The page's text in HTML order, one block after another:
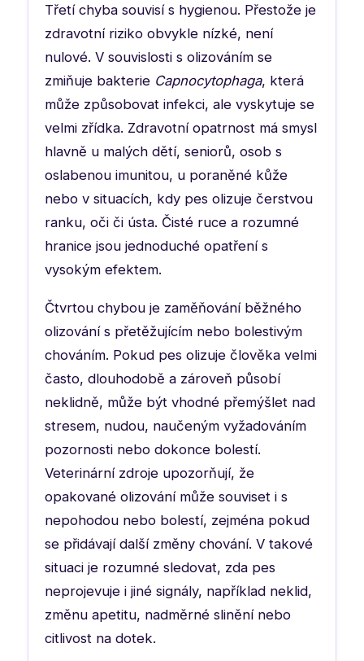
Třetí chyba souvisí s hygienou. Přestože je
zdravotní riziko obvykle nízké, není
nulové. V souvislosti s olizováním se
zmiňuje bakterie Capnocytophaga, která
může způsobovat infekci, ale vyskytuje se
velmi zřídka. Zdravotní opatrnost má smysl
hlavně u malých dětí, seniorů, osob s
oslabenou imunitou, u poraněné kůže
nebo v situacích, kdy pes olizuje čerstvou
ranku, oči či ústa. Čisté ruce a rozumné
hranice jsou jednoduché opatření s
vysokým efektem.
Čtvrtou chybou je zaměňování běžného
olizování s přetěžujícím nebo bolestivým
chováním. Pokud pes olizuje člověka velmi
často, dlouhodobě a zároveň působí
neklidně, může být vhodné přemýšlet nad
stresem, nudou, naučeným vyžadováním
pozornosti nebo dokonce bolestí.
Veterinární zdroje upozorňují, že
opakované olizování může souviset i s
nepohodou nebo bolestí, zejména pokud
se přidávají další změny chování. V takové
situaci je rozumné sledovat, zda pes
neprojevuje i jiné signály, například neklid,
změnu apetitu, nadměrné slinění nebo
citlivost na dotek.